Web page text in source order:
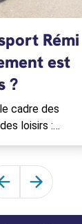
Rémi
est
?
cadre des
loisirs :
Faire défiler
Faire